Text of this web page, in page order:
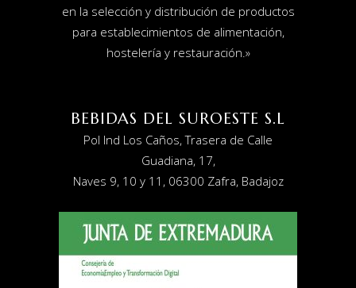
en la selección y distribución de productos
para establecimientos de alimentación,
hostelería y restauración.»
BEBIDAS DEL SUROESTE S.L
Pol Ind Los Caños, Trasera de Calle
Guadiana, 17,
Naves 9, 10 y 11, 06300 Zafra, Badajoz